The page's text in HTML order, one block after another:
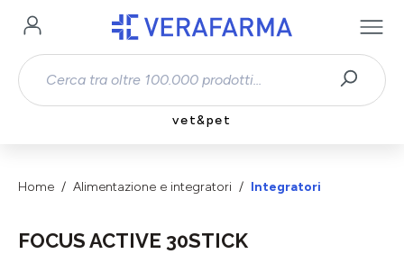
Passa al contenuto principale
vet&pet
Home Alimentazione e integratori Integratori
FOCUS ACTIVE 30STICK